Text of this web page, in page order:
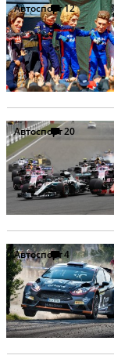
Автоспорт12
Автоспорт20
Автоспорт4